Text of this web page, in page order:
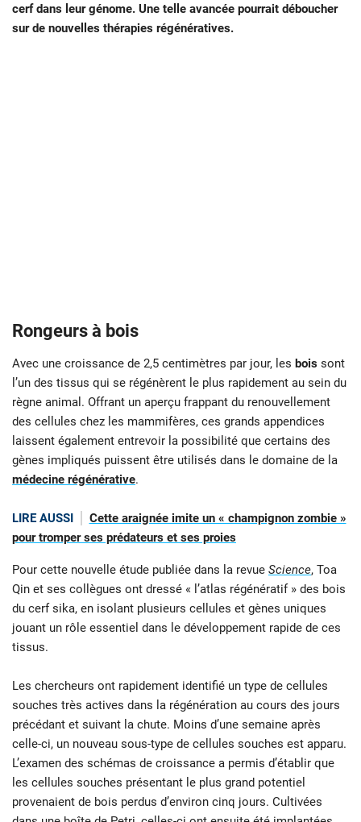
cerf dans leur génome. Une telle avancée pourrait déboucher
sur de nouvelles thérapies régénératives.
Rongeurs à bois
Avec une croissance de 2,5 centimètres par jour, les bois sont
l’un des tissus qui se régénèrent le plus rapidement au sein du
règne animal. Offrant un aperçu frappant du renouvellement
des cellules chez les mammifères, ces grands appendices
laissent également entrevoir la possibilité que certains des
gènes impliqués puissent être utilisés dans le domaine de la
médecine régénérative.
LIRE AUSSI
Cette araignée imite un « champignon zombie »
pour tromper ses prédateurs et ses proies
Pour cette nouvelle étude publiée dans la revue Science, Toa
Qin et ses collègues ont dressé « l’atlas régénératif » des bois
du cerf sika, en isolant plusieurs cellules et gènes uniques
jouant un rôle essentiel dans le développement rapide de ces
tissus.
Les chercheurs ont rapidement identifié un type de cellules
souches très actives dans la régénération au cours des jours
précédant et suivant la chute. Moins d’une semaine après
celle-ci, un nouveau sous-type de cellules souches est apparu.
L’examen des schémas de croissance a permis d’établir que
les cellules souches présentant le plus grand potentiel
provenaient de bois perdus d’environ cinq jours. Cultivées